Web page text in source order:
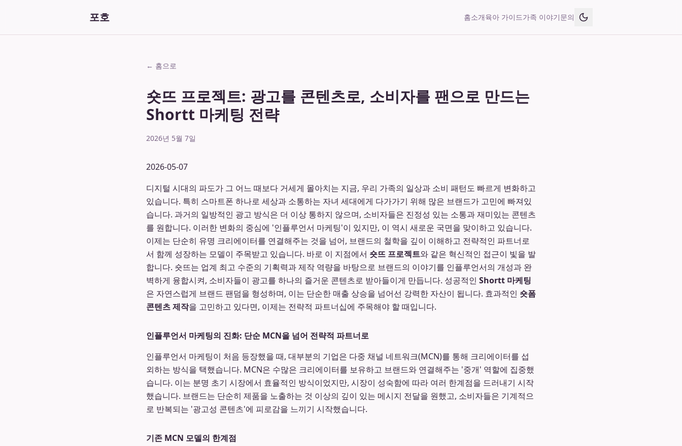
포호 홈소개육아 가이드가족 이야기문의
← 홈으로
숏뜨 프로젝트: 광고를 콘텐츠로, 소비자를 팬으로 만드는
Shortt 마케팅 전략
2026년 5월 7일
2026-05-07
디지털 시대의 파도가 그 어느 때보다 거세게 몰아치는 지금, 우리 가족의 일상과 소비 패턴도 빠르게 변화하고
있습니다. 특히 스마트폰 하나로 세상과 소통하는 자녀 세대에게 다가가기 위해 많은 브랜드가 고민에 빠져있
습니다. 과거의 일방적인 광고 방식은 더 이상 통하지 않으며, 소비자들은 진정성 있는 소통과 재미있는 콘텐츠
를 원합니다. 이러한 변화의 중심에 '인플루언서 마케팅'이 있지만, 이 역시 새로운 국면을 맞이하고 있습니다.
이제는 단순히 유명 크리에이터를 연결해주는 것을 넘어, 브랜드의 철학을 깊이 이해하고 전략적인 파트너로
서 함께 성장하는 모델이 주목받고 있습니다. 바로 이 지점에서 숏뜨 프로젝트와 같은 혁신적인 접근이 빛을 발
합니다. 숏뜨는 업계 최고 수준의 기획력과 제작 역량을 바탕으로 브랜드의 이야기를 인플루언서의 개성과 완
벽하게 융합시켜, 소비자들이 광고를 하나의 즐거운 콘텐츠로 받아들이게 만듭니다. 성공적인 Shortt 마케팅
은 자연스럽게 브랜드 팬덤을 형성하며, 이는 단순한 매출 상승을 넘어선 강력한 자산이 됩니다. 효과적인 숏폼
콘텐츠 제작을 고민하고 있다면, 이제는 전략적 파트너십에 주목해야 할 때입니다.
인플루언서 마케팅의 진화: 단순 MCN을 넘어 전략적 파트너로
인플루언서 마케팅이 처음 등장했을 때, 대부분의 기업은 다중 채널 네트워크(MCN)를 통해 크리에이터를 섭
외하는 방식을 택했습니다. MCN은 수많은 크리에이터를 보유하고 브랜드와 연결해주는 '중개' 역할에 집중했
습니다. 이는 분명 초기 시장에서 효율적인 방식이었지만, 시장이 성숙함에 따라 여러 한계점을 드러내기 시작
했습니다. 브랜드는 단순히 제품을 노출하는 것 이상의 깊이 있는 메시지 전달을 원했고, 소비자들은 기계적으
로 반복되는 '광고성 콘텐츠'에 피로감을 느끼기 시작했습니다.
기존 MCN 모델의 한계점